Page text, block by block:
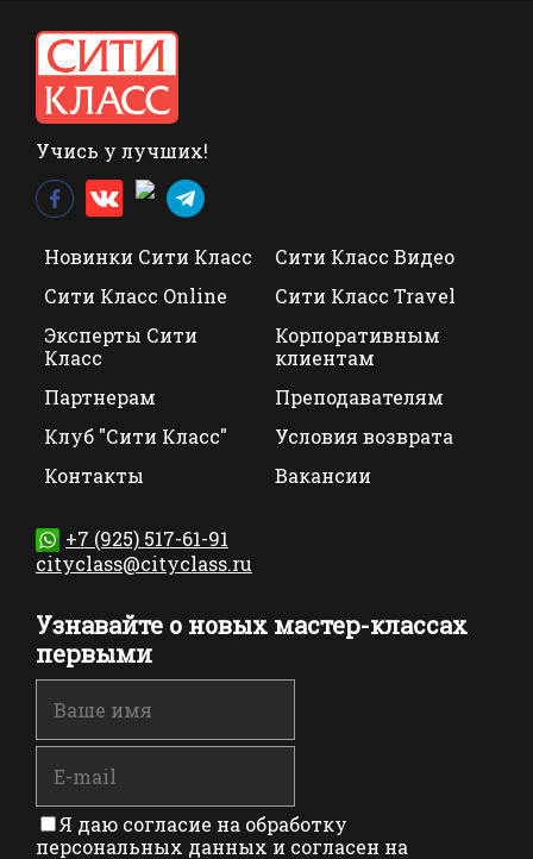
Учись у лучших!
Новинки Сити Класс
Сити Класс Видео
Сити Класс Online
Сити Класс Travel
Эксперты Сити
Класс
Корпоративным
клиентам
Партнерам
Преподавателям
Клуб "Сити Класс"
Условия возврата
Контакты
Вакансии
+7 (925) 517-61-91
cityclass@cityclass.ru
Узнавайте о новых мастер-классах
первыми
Я даю согласие на обработку
персональных данных и согласен на